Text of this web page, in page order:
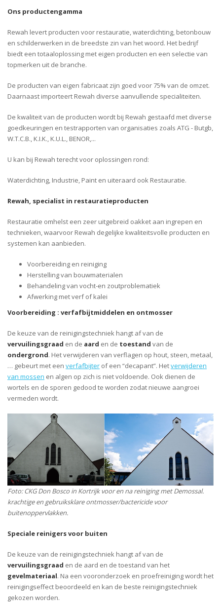
Ons productengamma
Rewah levert producten voor restauratie, waterdichting, betonbouw
en schilderwerken in de breedste zin van het woord. Het bedrijf
biedt een totaaloplossing met eigen producten en een selectie van
topmerken uit de branche.
De producten van eigen fabricaat zijn goed voor 75% van de omzet.
Daarnaast importeert Rewah diverse aanvullende specialiteiten.
De kwaliteit van de producten wordt bij Rewah gestaafd met diverse
goedkeuringen en testrapporten van organisaties zoals ATG - Butgb,
W.T.C.B., K.I.K., K.U.L., BENOR,...
U kan bij Rewah terecht voor oplossingen rond:
Waterdichting, Industrie, Paint en uiteraard ook Restauratie.
Rewah, specialist in restauratieproducten
Restauratie omhelst een zeer uitgebreid oakket aan ingrepen en
technieken, waarvoor Rewah degelijke kwaliteitsvolle producten en
systemen kan aanbieden.
Voorbereiding en reiniging
Herstelling van bouwmaterialen
Behandeling van vocht-en zoutproblematiek
Afwerking met verf of kalei
Voorbereiding : verfafbijtmiddelen en ontmosser
De keuze van de reinigingstechniek hangt af van de
vervuilingsgraad en de aard en de toestand van de
ondergrond. Het verwijderen van verflagen op hout, steen, metaal,
… gebeurt met een verfafbijter of een “decapant”. Hetverwijderen
van mossen en algen op zich is niet voldoende. Ook dienen de
wortels en de sporen gedood te worden zodat nieuwe aangroei
vermeden wordt.
Foto: CKG Don Bosco in Kortrijk voor en na reiniging met Demossal.
krachtige en gebruiksklare ontmosser/bactericide voor
buitenoppervlakken.
Speciale reinigers voor buiten
De keuze van de reinigingstechniek hangt af van de
vervuilingsgraad en de aard en de toestand van het
gevelmateriaal. Na een vooronderzoek en proefreiniging wordt het
reinigingseffect beoordeeld en kan de beste reinigingstechniek
gekozen worden.